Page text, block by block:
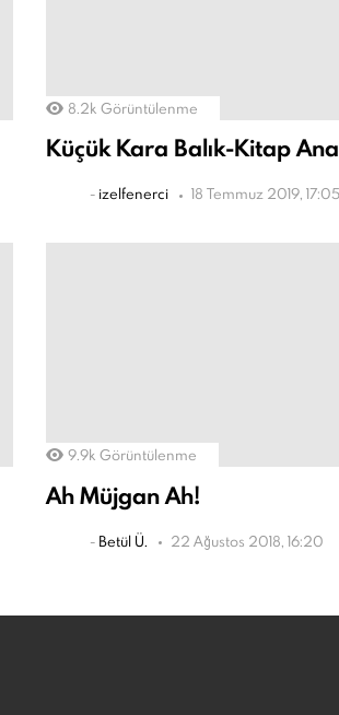
8.2k Görüntülenme
Küçük Kara Balık-Kitap
- izelfenerci 18 Temmuz 2019, 17:05
9.9k Görüntülenme
Ah Müjgan Ah!
- Betül Ü. 22 Ağustos 2018, 16:20